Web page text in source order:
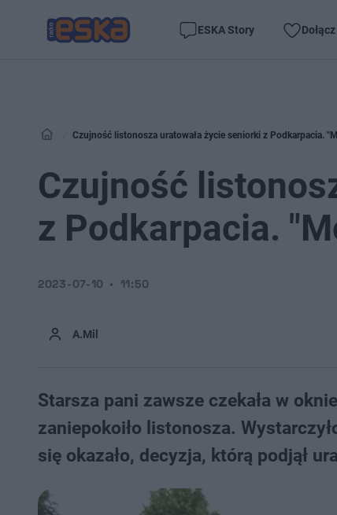
ESKA Story Dołącz
Czujność listonosza uratowała życie seniorki z Podkarpacia.
Czujność
z Podkarpacia.
A.Mil
2023-07-10 11:50
Starsza pani zawsze czekała w
zaniepokoiło listonosza.
się okazało, decyzja, którą podjął